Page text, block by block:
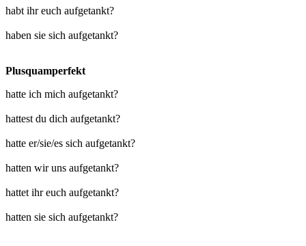
habt ihr euch aufgetankt?
haben sie sich aufgetankt?
Plusquamperfekt
hatte ich mich aufgetankt?
hattest du dich aufgetankt?
hatte er/sie/es sich aufgetankt?
hatten wir uns aufgetankt?
hattet ihr euch aufgetankt?
hatten sie sich aufgetankt?